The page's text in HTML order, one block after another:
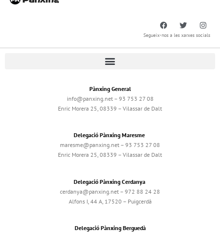
Segueix-nos a les xarxes socials
Pànxing General
info@panxing.net – 93 753 27 08
Enric Morera 25, 08339 – Vilassar de Dalt
Delegació Pànxing Maresme
maresme@panxing.net – 93 753 27 08
Enric Morera 25, 08339 – Vilassar de Dalt
Delegació Pànxing Cerdanya
cerdanya@panxing.net – 972 88 24 28
Alfons I, 44 A, 17520 – Puigcerdà
Delegació Pànxing Berguedà